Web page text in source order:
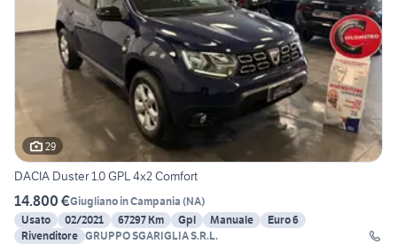
29
DACIA Duster 1.0 GPL 4x2 Comfort
14.800 €Giugliano in Campania (NA)
Usato
02/2021 67297 Km Gpl Manuale
Euro 6
Rivenditore GRUPPO SGARIGLIA S.R.L.